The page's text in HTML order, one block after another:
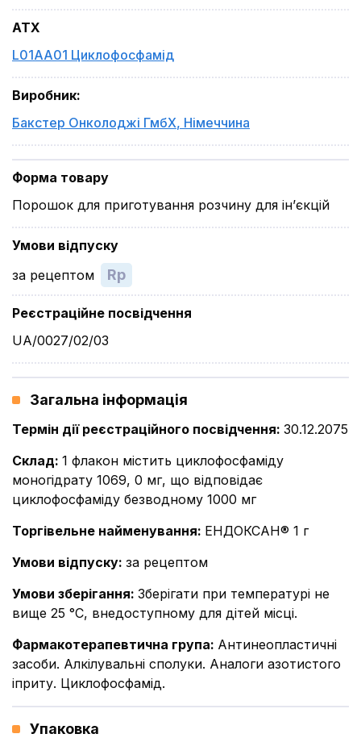
ATX
L01AA01 Циклофосфамід
Виробник:
Бакстер Онколоджі ГмбХ, Німеччина
Форма товару
Порошок для приготування розчину для ін’єкцій
Умови відпуску
за рецептом
Rp
Реєстраційне посвідчення
UA/0027/02/03
Загальна інформація
Термін дії реєстраційного посвідчення: 30.12.2075
Склад: 1 флакон містить циклофосфаміду
моногідрату 1069, 0 мг, що відповідає
циклофосфаміду безводному 1000 мг
Торгівельне найменування: ЕНДОКСАН® 1 г
Умови відпуску: за рецептом
Умови зберігання: Зберігати при температурі не
вище 25 °С, внедоступному для дітей місці.
Фармакотерапевтична група: Антинеопластичні
засоби. Алкілувальні сполуки. Аналоги азотистого
іприту. Циклофосфамід.
Упаковка